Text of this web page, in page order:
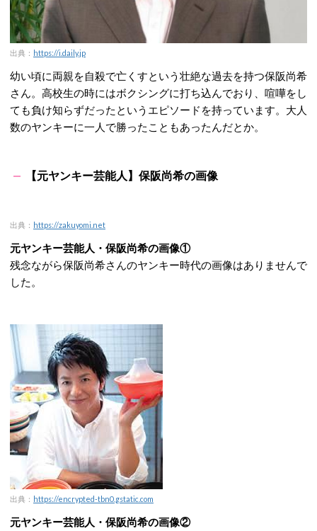
出典： https://i.daily.jp
幼い頃に両親を自殺で亡くすという壮絶な過去を持つ保阪尚希
さん。高校生の時にはボクシングに打ち込んでおり、喧嘩をし
ても負け知らずだったというエピソードを持っています。大人
数のヤンキーに一人で勝ったこともあったんだとか。
【元ヤンキー芸能人】保阪尚希の画像
出典： https://zakuyomi.net
元ヤンキー芸能人・保阪尚希の画像①
残念ながら保阪尚希さんのヤンキー時代の画像はありませんで
した。
出典： https://encrypted-tbn0.gstatic.com
元ヤンキー芸能人・保阪尚希の画像②